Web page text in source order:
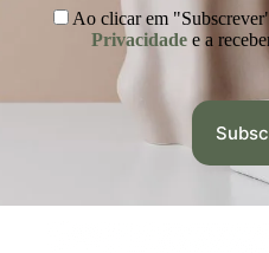
Ao clicar em
Privacidade e a